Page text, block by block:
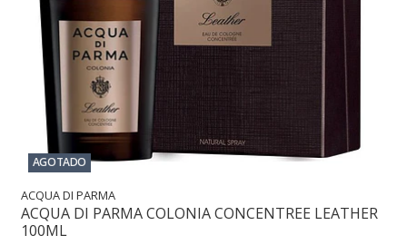
AGOTADO
ACQUA DI PARMA
ACQUA DI PARMA COLONIA CONCENTREE LEATHER
100ML